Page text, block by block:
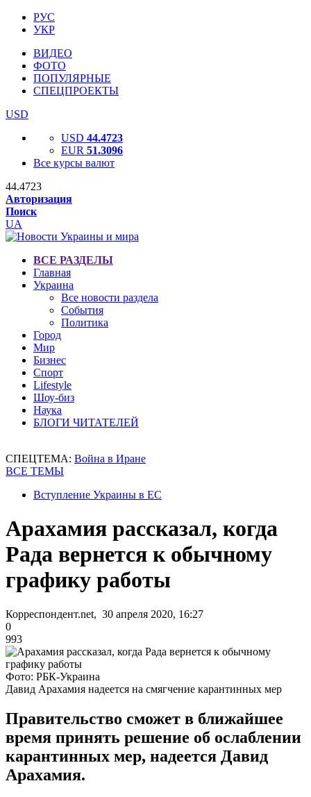
РУС
УКР
ВИДЕО
ФОТО
ПОПУЛЯРНЫЕ
СПЕЦПРОЕКТЫ
USD
USD 44.4723
EUR 51.3096
Все курсы валют
44.4723
Авторизация
Поиск
UA
ВСЕ РАЗДЕЛЫ
Главная
Украина
Все новости раздела
События
Политика
Город
Мир
Бизнес
Спорт
Lifestyle
Шоу-биз
Наука
БЛОГИ ЧИТАТЕЛЕЙ
СПЕЦТЕМА: Война в Иране
ВСЕ ТЕМЫ
Вступление Украины в ЕС
Арахамия рассказал, когда
Рада вернется к обычному
графику работы
Корреспондент.net, 30 апреля 2020, 16:27
0
993
Фото: РБК-Украина
Давид Арахамия надеется на смягчение карантинных мер
Правительство сможет в ближайшее
время принять решение об ослаблении
карантинных мер, надеется Давид
Арахамия.